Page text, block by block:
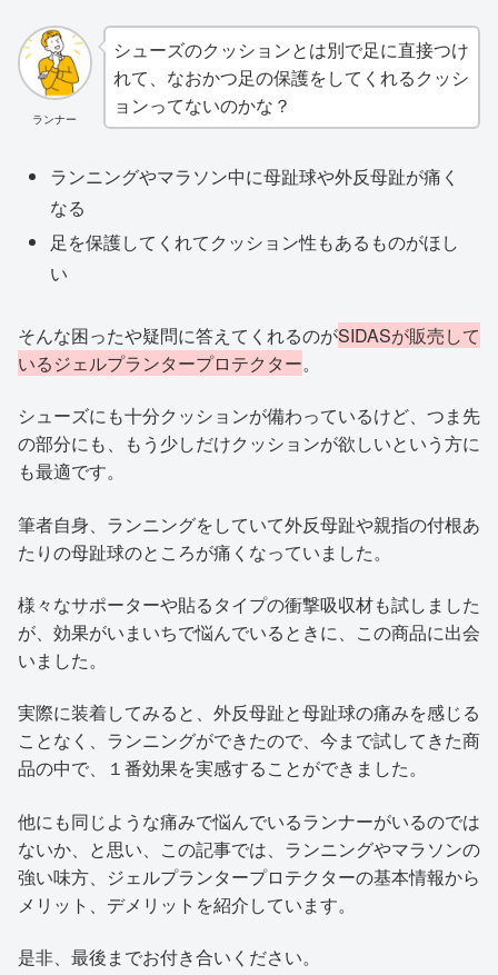
ランナー
シューズのクッションとは別で足に直接つけ
れて、なおかつ足の保護をしてくれるクッシ
ョンってないのかな？
ランニングやマラソン中に母趾球や外反母趾が痛く
なる
足を保護してくれてクッション性もあるものがほし
い
そんな困ったや疑問に答えてくれるのがSIDASが販売して
いるジェルプランタープロテクター。
シューズにも十分クッションが備わっているけど、つま先
の部分にも、もう少しだけクッションが欲しいという方に
も最適です。
筆者自身、ランニングをしていて外反母趾や親指の付根あ
たりの母趾球のところが痛くなっていました。
様々なサポーターや貼るタイプの衝撃吸収材も試しました
が、効果がいまいちで悩んでいるときに、この商品に出会
いました。
実際に装着してみると、外反母趾と母趾球の痛みを感じる
ことなく、ランニングができたので、今まで試してきた商
品の中で、１番効果を実感することができました。
他にも同じような痛みで悩んでいるランナーがいるのでは
ないか、と思い、この記事では、ランニングやマラソンの
強い味方、ジェルプランタープロテクターの基本情報から
メリット、デメリットを紹介しています。
是非、最後までお付き合いください。